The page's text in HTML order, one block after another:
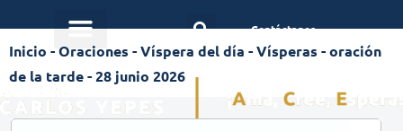
Contáctanos
Inicio -Oraciones -Víspera del día -Vísperas - oración
de la tarde - 28 junio 2026